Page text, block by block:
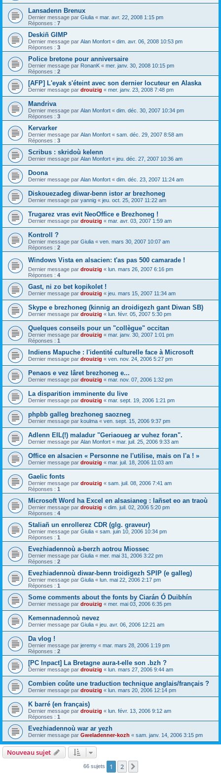
Lansadenn Brenux
Dernier message par Giulia « mar. avr. 22, 2008 1:15 pm
Réponses : 7
Deskiñ GIMP
Dernier message par Alan Monfort « dim. avr. 06, 2008 10:53 pm
Réponses : 3
Police bretone pour anniversaire
Dernier message par RonanK « mer. janv. 30, 2008 10:15 pm
Réponses : 2
[AFP] L'eyak s'éteint avec son dernier locuteur en Alaska
Dernier message par drouizig « mer. janv. 23, 2008 7:48 pm
Mandriva
Dernier message par Alan Monfort « dim. déc. 30, 2007 10:34 pm
Réponses : 3
Kervarker
Dernier message par Alan Monfort « sam. déc. 29, 2007 8:58 am
Réponses : 3
Scribus : skridoù kelenn
Dernier message par Alan Monfort « jeu. déc. 27, 2007 10:36 am
Doona
Dernier message par Alan Monfort « dim. déc. 23, 2007 11:24 am
Diskouezadeg diwar-benn istor ar brezhoneg
Dernier message par yannig « jeu. oct. 25, 2007 11:22 am
Trugarez vras evit NeoOffice e Brezhoneg !
Dernier message par drouizig « mar. avr. 03, 2007 1:59 am
Kontroll ?
Dernier message par Giulia « ven. mars 30, 2007 10:07 am
Réponses : 2
Windows Vista en alsacien: t'as pas 500 camarade !
Dernier message par drouizig « lun. mars 26, 2007 6:16 pm
Réponses : 4
Gast, ni zo bet kopikolet !
Dernier message par drouizig « jeu. mars 15, 2007 11:34 am
Skype e brezhoneg (kinnig an droidigezh gant Diwan SB)
Dernier message par drouizig « lun. févr. 05, 2007 5:30 pm
Quelques conseils pour un "collègue" occitan
Dernier message par drouizig « mar. janv. 30, 2007 1:01 pm
Réponses : 1
Indiens Mapuche : l'identité culturelle face à Microsoft
Dernier message par drouizig « ven. nov. 24, 2006 5:27 pm
Penaos e vez lâret brezhoneg e...
Dernier message par drouizig « mar. nov. 07, 2006 1:32 pm
La disparition imminente du live
Dernier message par drouizig « mar. sept. 19, 2006 1:21 pm
phpbb galleg brezhoneg saozneg
Dernier message par koulma « ven. sept. 15, 2006 9:37 pm
Adlenn EIL(!) maladur "Geriaoueg ar vuhez foran".
Dernier message par Alan Monfort « mar. juil. 25, 2006 9:33 am
Office en alsacien « Personne ne l'utilise, mais on l'a ! »
Dernier message par drouizig « mar. juil. 18, 2006 11:03 am
Gaelic fonts
Dernier message par drouizig « sam. juil. 08, 2006 7:41 am
Réponses : 1
Microsoft Word ha Excel en alsasianeg : lañset eo an traoù
Dernier message par drouizig « dim. juil. 02, 2006 5:20 pm
Réponses : 4
Staliañ un enrollerez CDR (glg. graveur)
Dernier message par Giulia « sam. juin 10, 2006 10:34 pm
Réponses : 1
Evezhiadennoù a-berzh aotrou Miossec
Dernier message par Giulia « mer. mai 31, 2006 3:22 pm
Réponses : 2
Evezhiadennoù diwar-benn troidigezh SPIP (e galleg)
Dernier message par Giulia « lun. mai 22, 2006 2:17 pm
Réponses : 1
Some comments about the fonts by Ciarán Ó Duibhín
Dernier message par drouizig « mer. mai 03, 2006 6:35 pm
Kemennadennoù nevez
Dernier message par Giulia « jeu. avr. 06, 2006 12:21 am
Da vlog !
Dernier message par jeremy « mar. mars 28, 2006 1:19 pm
Réponses : 2
[PC Inpact] La Bretagne aura-t-elle son .bzh ?
Dernier message par drouizig « lun. mars 27, 2006 9:44 am
Combien coûte une traduction technique anglais/français ?
Dernier message par drouizig « lun. mars 20, 2006 12:14 pm
K barré (en français)
Dernier message par drouizig « lun. févr. 13, 2006 9:12 am
Réponses : 1
Evezhiadennoù war ar yezh
Dernier message par Gweladenner-kozh « sam. janv. 14, 2006 3:15 pm
Nouveau sujet
66 sujets 1 2